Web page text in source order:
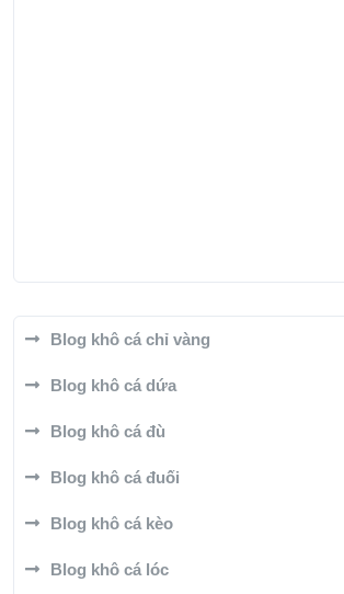
Blog khô cá chỉ vàng
Blog khô cá dứa
Blog khô cá đù
Blog khô cá đuối
Blog khô cá kèo
Blog khô cá lóc